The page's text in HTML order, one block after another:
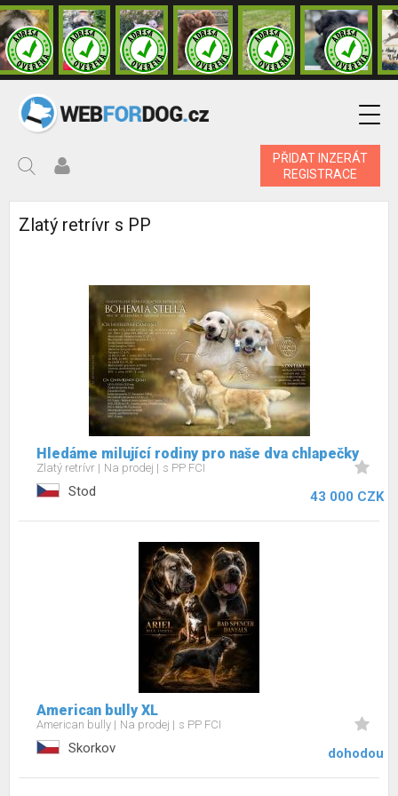
PŘIDAT INZERÁT
REGISTRACE
Zlatý retrívr s PP
Hledáme milující rodiny pro naše dva chlapečky
Zlatý retrívr Na prodej s PP FCI
Stod 43 000 CZK
American bully XL
American bully Na prodej s PP FCI
Skorkov dohodou